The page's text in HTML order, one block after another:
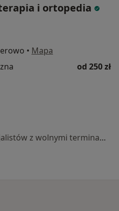
i ortopedia
• Mapa
od 250 zł
Brak dostępnych specjalistów z wolnymi terminami w tym centrum medycznym.